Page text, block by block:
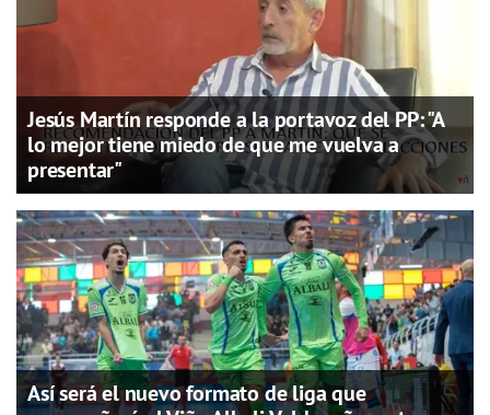
Jesús Martín responde a la portavoz del PP: "A
lo mejor tiene miedo de que me vuelva a
presentar"
Así será el nuevo formato de liga que